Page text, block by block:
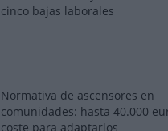
cinco bajas laborales
Normativa de ascensores en
comunidades: hasta 40.000
coste para adaptarlos